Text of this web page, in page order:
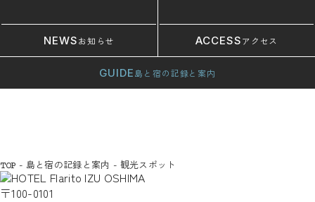
GUIDE島と宿の記録と案内
ACCESSアクセス
NEWSお知らせ
TOP - 島と宿の記録と案内 - 観光スポット
〒100-0101